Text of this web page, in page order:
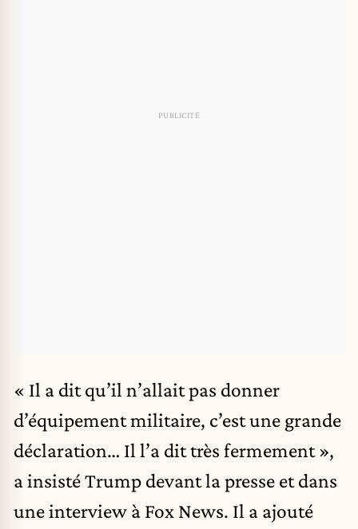
« Il a dit qu’il n’allait pas donner
d’équipement militaire, c’est une grande
déclaration… Il l’a dit très fermement »,
a insistéTrump devant la presse et dans
une interview à Fox News. Il a ajouté